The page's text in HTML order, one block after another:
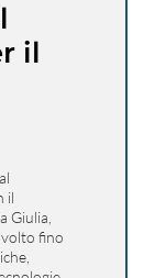
il
il
Giulia,
fino